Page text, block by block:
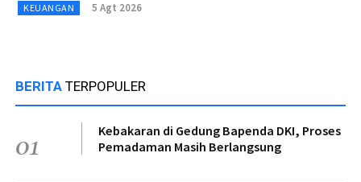
KEUANGAN 5 Agt 2026
BERITA TERPOPULER
01
Kebakaran di Gedung Bapenda DKI, Proses
Pemadaman Masih Berlangsung